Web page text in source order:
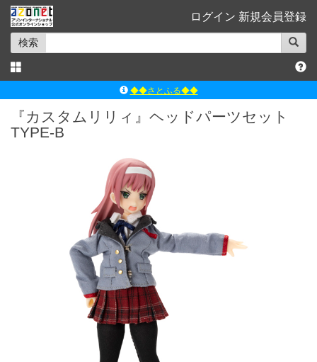
ログイン 新規会員登録
検索
◆◆さとふる◆◆
よくあるご質問（Q&A）
◆◆さとふる◆◆
『カスタムリリィ』ヘッドパーツセット
TYPE-B